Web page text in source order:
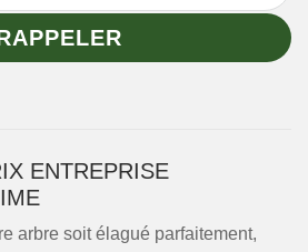
ENTREPRISE
arbre soit élagué parfaitement,